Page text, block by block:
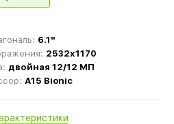
6.1"
2532x1170
двойная 12/12 МП
A15 Bionic